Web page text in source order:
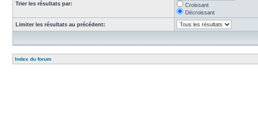
Trier les résultats par:
Croissant
Décroissant
Limiter les résultats au précédent:
Index du forum